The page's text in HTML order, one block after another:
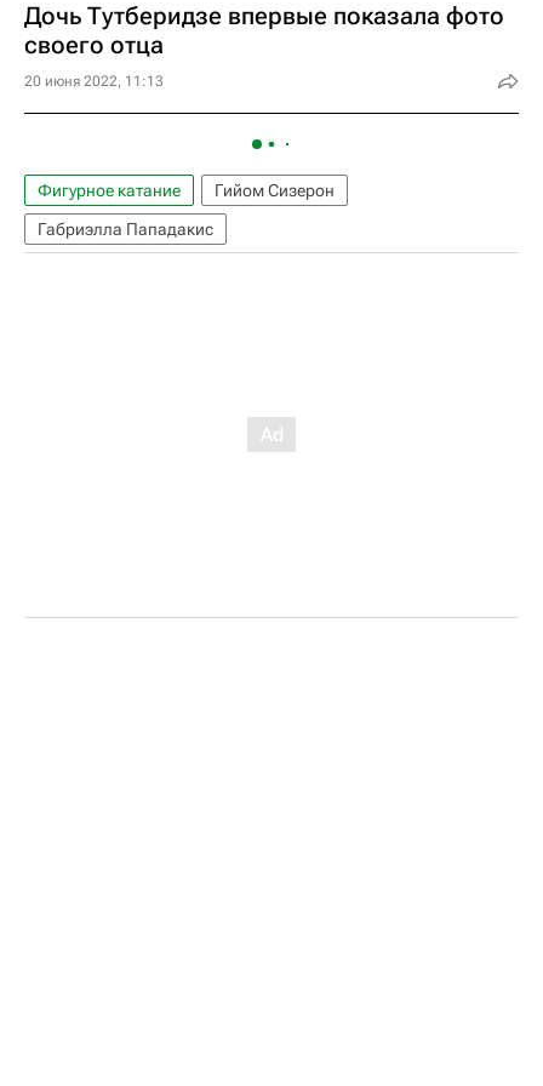
Дочь Тутберидзе впервые показала фото
своего отца
20 июня 2022, 11:13
Фигурное катание
Гийом Сизерон
Габриэлла Пападакис